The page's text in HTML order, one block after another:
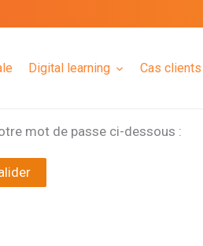
Digital learning Cas clients
mot de passe ci-dessous :